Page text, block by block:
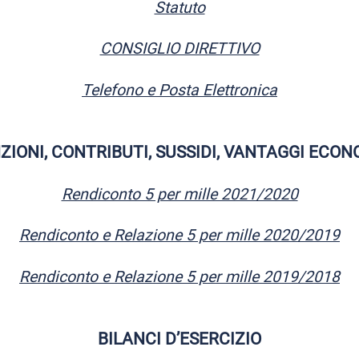
Statuto
CONSIGLIO DIRETTIVO
Telefono e Posta Elettronica
CONTRIBUTI, SUSSIDI, VANTAGGI
Rendiconto 5 per mille 2021/2020
Rendiconto e Relazione 5 per mille 2020/2019
Rendiconto e Relazione 5 per mille 2019/2018
BILANCI D’ESERCIZIO